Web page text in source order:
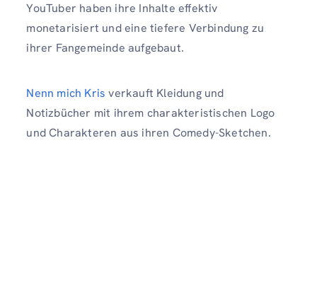
YouTuber haben ihre Inhalte effektiv
monetarisiert und eine tiefere Verbindung zu
ihrer Fangemeinde aufgebaut.
Nenn mich Kris verkauft Kleidung und
Notizbücher mit ihrem charakteristischen Logo
und Charakteren aus ihren Comedy-Sketchen.